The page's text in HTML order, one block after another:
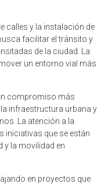
calles y la instalación de
facilitar el tránsito y
de la ciudad. La
un entorno vial más
compromiso más
infraestructura urbana y
La atención a la
iniciativas que se están
y la movilidad en
en proyectos que